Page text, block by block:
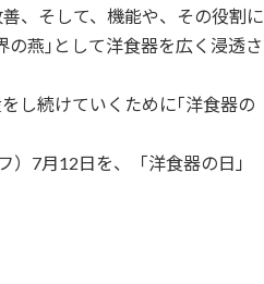
、そして、機能や、その役割に
燕｣として洋食器を広く浸透さ
し続けていくために｢洋食器の
7月12日を、「洋食器の日」